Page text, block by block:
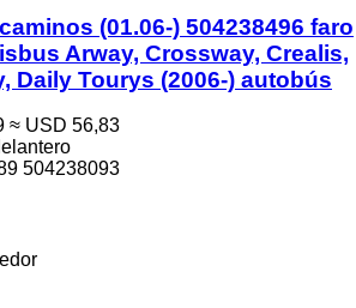
(01.06-) 504238496 faro
Arway, Crossway, Crealis,
Daily Tourys (2006-) autobús
≈ USD 56,83
504238093